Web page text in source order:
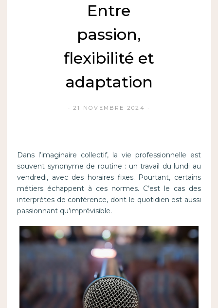
Entre
passion,
flexibilité et
adaptation
21 NOVEMBRE 2024
Dans l’imaginaire collectif, la vie professionnelle est
souvent synonyme de routine : un travail du lundi au
vendredi, avec des horaires fixes. Pourtant, certains
métiers échappent à ces normes. C’est le cas des
interprètes de conférence, dont le quotidien est aussi
passionnant qu’imprévisible.